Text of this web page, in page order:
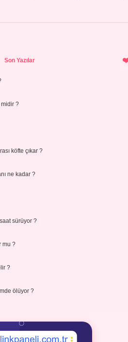
Son Yazılar
midir ?
köfte çıkar ?
ne kadar ?
sürüyor ?
mu ?
?
ölüyor ?